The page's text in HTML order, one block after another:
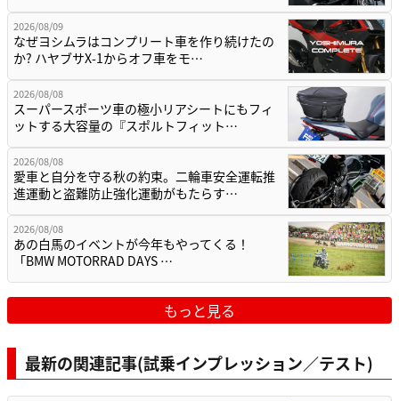
2026/08/09
なぜヨシムラはコンプリート車を作り続けたの
か? ハヤブサX-1からオフ車をモ…
2026/08/08
スーパースポーツ車の極小リアシートにもフィ
ットする大容量の『スポルトフィット…
2026/08/08
愛車と自分を守る秋の約束。二輪車安全運転推
進運動と盗難防止強化運動がもたらす…
2026/08/08
あの白馬のイベントが今年もやってくる！
「BMW MOTORRAD DAYS …
もっと見る
最新の関連記事(試乗インプレッション／テスト)